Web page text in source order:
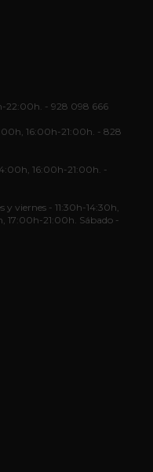
22:00h. - 928 098 666
16:00h-21:00h. - 828
16:00h-21:00h. -
y viernes - 11:30h-14:30h,
17:00h-21:00h. Sábado -